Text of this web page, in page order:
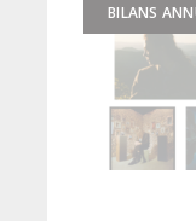
BILANS